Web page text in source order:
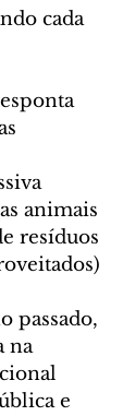
cada
animais
resíduos
passado,
na
e